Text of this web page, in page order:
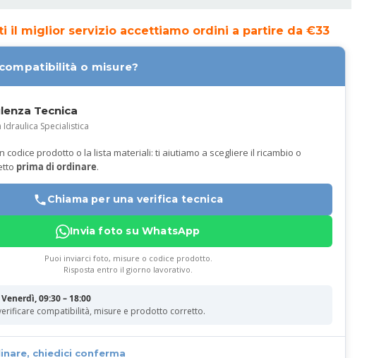
il miglior servizio accettiamo ordini a partire da €33
o misure?
Tecnica
Idraulica Specialistica
codice prodotto o la lista materiali: ti aiutiamo a scegliere il ricambio o
prima di ordinare.
Chiama per una verifica tecnica
Invia foto su WhatsApp
Puoi inviarci foto, misure o codice prodotto.
Risposta entro il giorno lavorativo.
09:30 – 18:00
compatibilità, misure e prodotto corretto.
chiedici conferma